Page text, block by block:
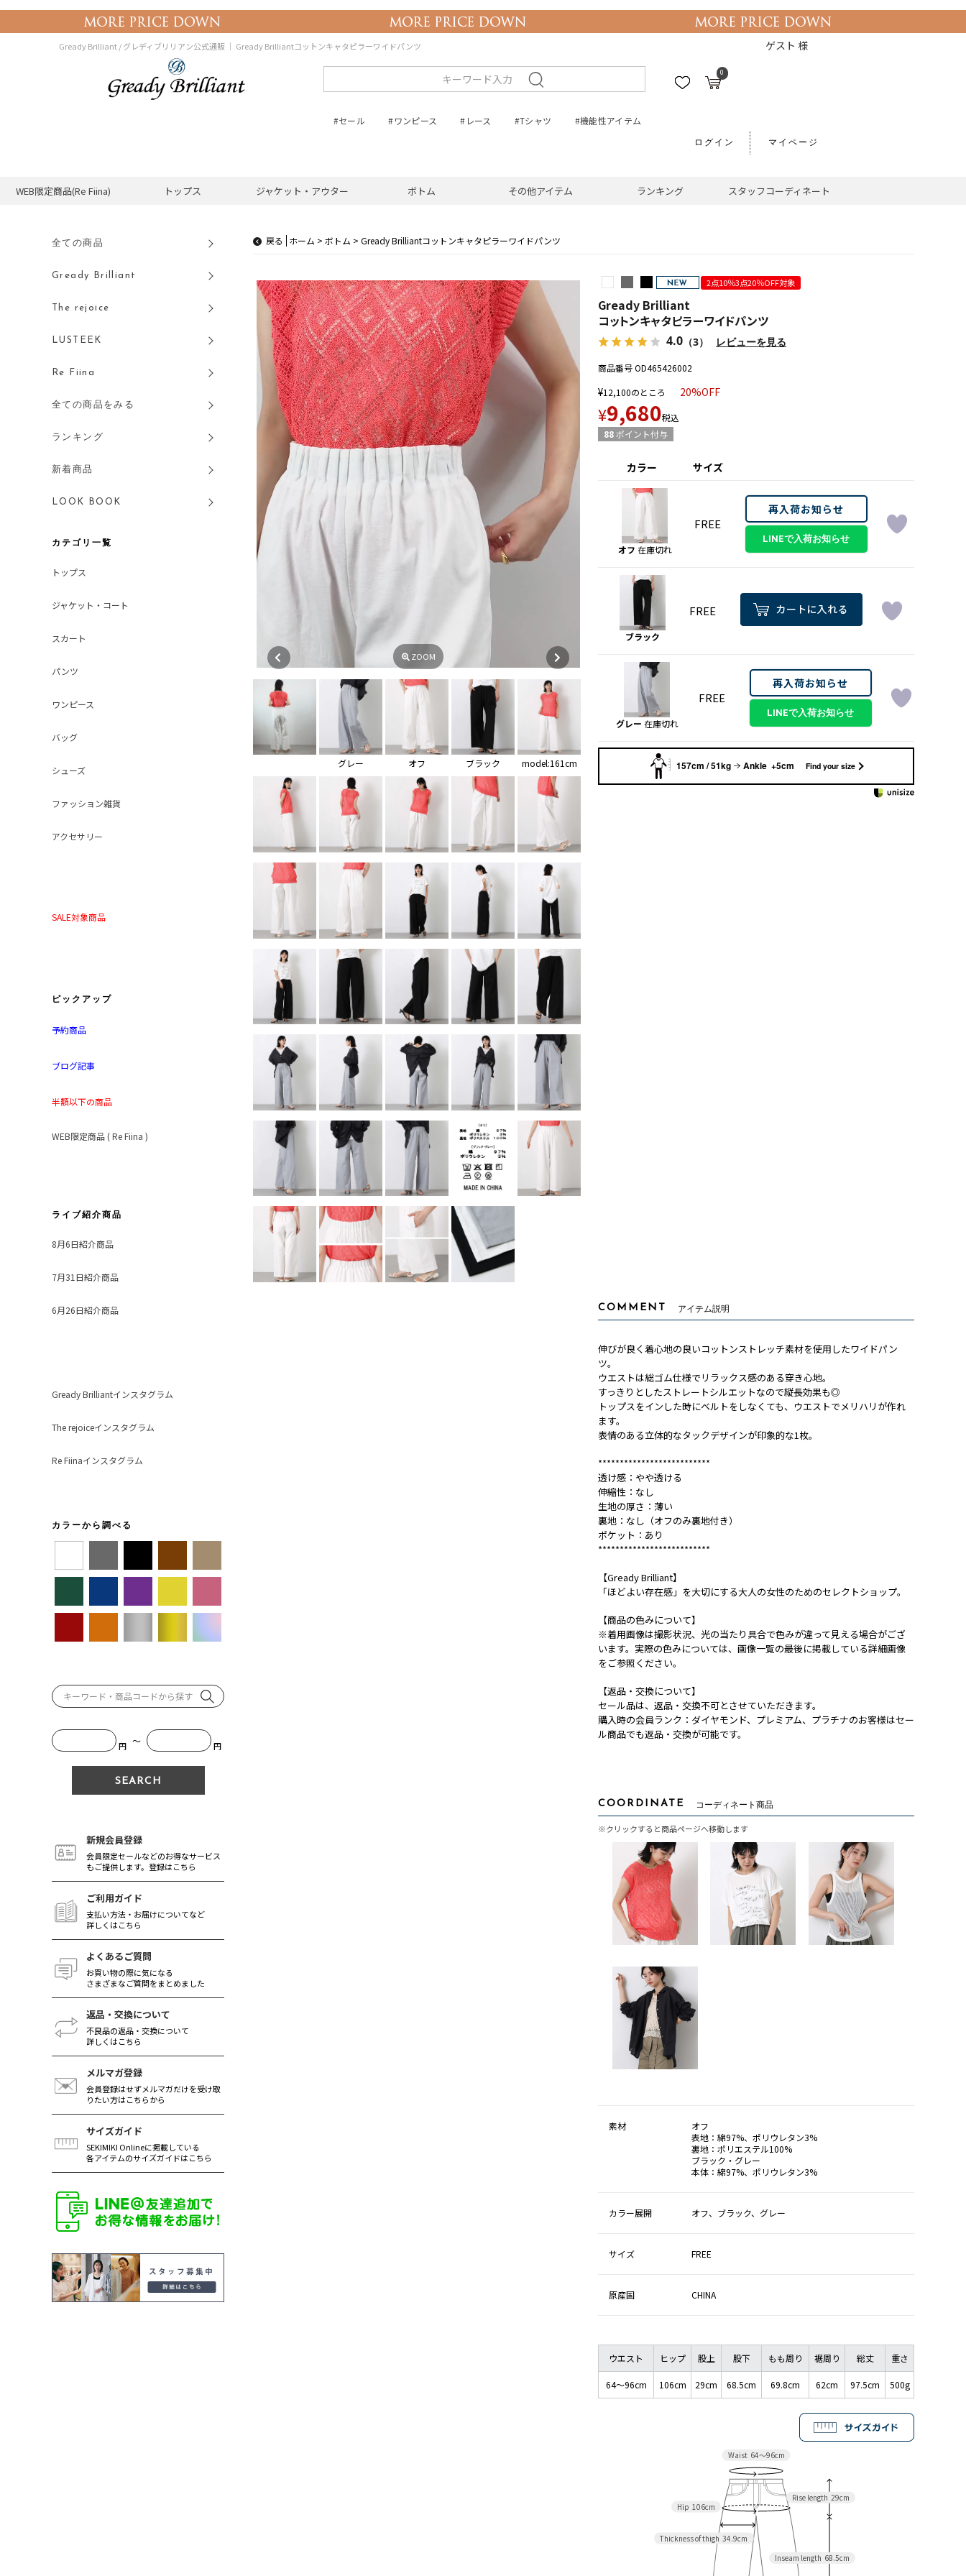
Gready Brilliant / グレディブリリアン公式通販 ｜ Gready Brilliantコットンキャタピラーワイドパンツ ゲスト 様
0
#セール #ワンピース #レース #Tシャツ #機能性アイテム
ログイン マイページ
WEB限定商品(Re Fiina) トップス ジャケット・アウター ボトム その他アイテム ランキング スタッフコーディネート
全ての商品
Gready Brilliant
The rejoice
LUSTEEK
Re Fiina
全ての商品をみる
ランキング
新着商品
LOOK BOOK
カテゴリ一覧
トップス
ジャケット・コート
スカート
パンツ
ワンピース
バッグ
シューズ
ファッション雑貨
アクセサリー
SALE対象商品
ピックアップ
予約商品
ブログ記事
半額以下の商品
WEB限定商品 ( Re Fiina )
ライブ紹介商品
8月6日紹介商品
7月31日紹介商品
6月26日紹介商品
Gready Brilliantインスタグラム
The rejoiceインスタグラム
Re Fiinaインスタグラム
カラーから調べる
円 ～ 円
新規会員登録
会員限定セールなどのお得なサービス
もご提供します。登録はこちら
ご利用ガイド
支払い方法・お届けについてなど
詳しくはこちら
よくあるご質問
お買い物の際に気になる
さまざまなご質問をまとめました
返品・交換について
不良品の返品・交換について
詳しくはこちら
メルマガ登録
会員登録はせずメルマガだけを受け取
りたい方はこちらから
サイズガイド
SEKIMIKI Onlineに掲載している
各アイテムのサイズガイドはこちら
ボトム Gready Brilliantコットンキャタピラーワイドパンツ
戻る
ZOOM
グレー オフ ブラック model:161cm
2点10％3点20％OFF対象
Gready Brilliant
コットンキャタピラーワイドパンツ
4.0 （3） レビューを見る
商品番号OD465426002
¥12,100のところ 20%OFF
¥9,680税込
88ポイント付与
サイズ
カラー
オフ 在庫切れ
FREE
再入荷お知らせ
ブラック
FREE
グレー 在庫切れ
FREE
再入荷お知らせ
157cm / 51kg Ankle +5cm Find your size
COMMENT アイテム説明
伸びが良く着心地の良いコットンストレッチ素材を使用したワイドパン
ツ。
ウエストは総ゴム仕様でリラックス感のある穿き心地。
すっきりとしたストレートシルエットなので縦長効果も◎
トップスをインした時にベルトをしなくても、ウエストでメリハリが作れ
ます。
表情のある立体的なタックデザインが印象的な1枚。
**************************
透け感：やや透ける
伸縮性：なし
生地の厚さ：薄い
裏地：なし（オフのみ裏地付き）
ポケット：あり
**************************
【Gready Brilliant】
「ほどよい存在感」を大切にする大人の女性のためのセレクトショップ。
【商品の色みについて】
※着用画像は撮影状況、光の当たり具合で色みが違って見える場合がござ
います。実際の色みについては、画像一覧の最後に掲載している詳細画像
をご参照ください。
【返品・交換について】
セール品は、返品・交換不可とさせていただきます。
購入時の会員ランク：ダイヤモンド、プレミアム、プラチナのお客様はセー
ル商品でも返品・交換が可能です。
COORDINATE コーディネート商品
※クリックすると商品ページへ移動します
素材
オフ
表地：綿97%、ポリウレタン3%
裏地：ポリエステル100%
ブラック・グレー
本体：綿97%、ポリウレタン3%
カラー展開 オフ、ブラック、グレー
サイズ FREE
原産国 CHINA
ウエスト ヒップ 股上 股下 もも周り 裾周り 総丈 重さ
64～96cm 106cm 29cm 68.5cm 69.8cm 62cm 97.5cm 500g
Inseam length 68.5cm
Rise length 29cm
Thickness of thigh 34.9cm
Hip 106cm
Waist 64〜96cm